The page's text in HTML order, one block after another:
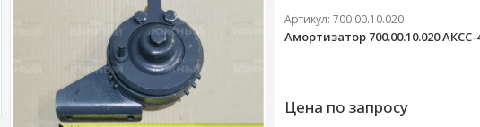
Артикул:700.00.10.020
Амортизатор 700.00.10.020
Цена по запросу